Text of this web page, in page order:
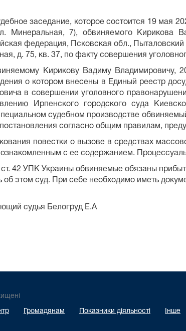
заседание, которое состоится 19 мая
Минеральная, 7), обвиняемого Кирикова
федерация, Псковская обл.,
д. 75, кв. 37, по факту совершения
Кирикову Вадиму Владимировичу,
о котором внесены в Единый реестр
в совершении уголовного
Ирпенского городского суда
судебном производстве
согласно общим правилам,
повестки о вызове в средствах
с ее содержанием.
ст. 42 УПК Украины обвиняемые обязаны
об этом суд. При себе необходимо иметь
судья Белогруд Е.А
Громадянам Показники діяльності Інше